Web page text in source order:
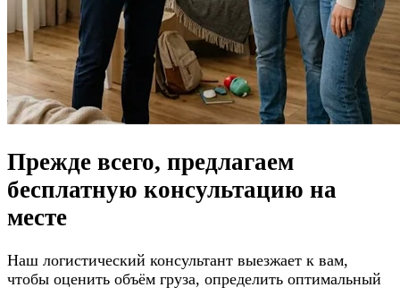
Прежде всего, предлагаем
бесплатную консультацию на
месте
Наш логистический консультант выезжает к вам,
чтобы оценить объём груза, определить оптимальный